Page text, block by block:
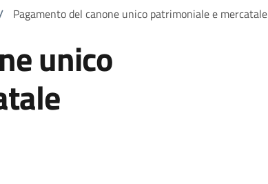
Pagamento del canone unico patrimoniale e mercatale
unico